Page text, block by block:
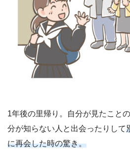
1年後の里帰り。自分が見たこと
分が知らない人と出会ったりして
に再会した時の驚き。